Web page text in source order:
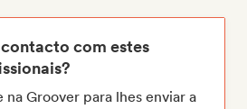
com estes
na Groover para lhes enviar a